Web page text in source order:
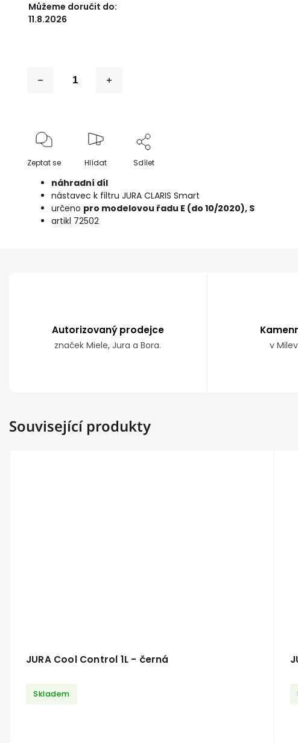
Můžeme doručit do:
11.8.2026
Zeptat se Hlídat Sdílet
náhradní díl
nástavec k filtru JURA CLARIS Smart
určeno pro modelovou řadu E (do 10/2020), S
artikl 72502
Autorizovaný prodejce
značek Miele, Jura a Bora. v
Související produkty
JURA Cool Control 1L - černá
Skladem